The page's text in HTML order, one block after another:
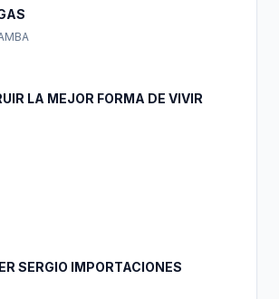
LA MEJOR FORMA DE VIVIR
SERGIO IMPORTACIONES